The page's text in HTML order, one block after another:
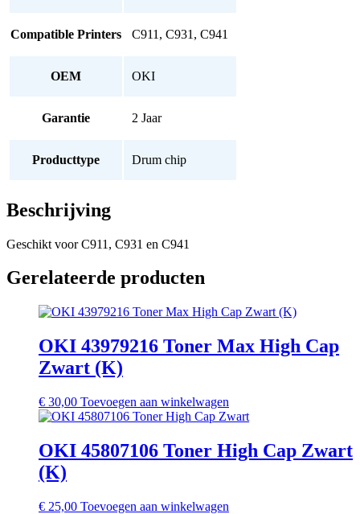
Compatible Printers C911, C931, C941
OEM OKI
Garantie 2 Jaar
Producttype Drum chip
Beschrijving
Geschikt voor C911, C931 en C941
Gerelateerde producten
OKI 43979216 Toner Max High Cap
Zwart (K)
€ 30,00 Toevoegen aan winkelwagen
OKI 45807106 Toner High Cap Zwart
(K)
€ 25,00 Toevoegen aan winkelwagen